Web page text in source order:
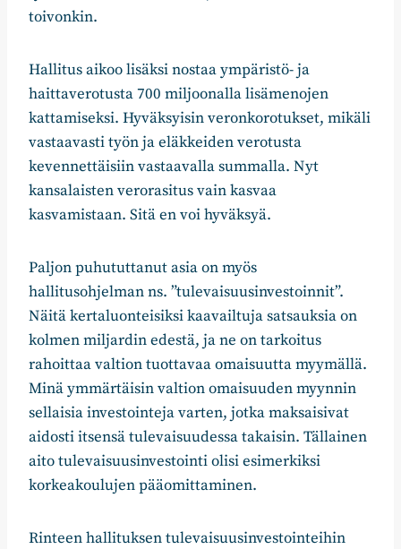
toivonkin.
Hallitus aikoo lisäksi nostaa ympäristö- ja
haittaverotusta 700 miljoonalla lisämenojen
kattamiseksi. Hyväksyisin veronkorotukset, mikäli
vastaavasti työn ja eläkkeiden verotusta
kevennettäisiin vastaavalla summalla. Nyt
kansalaisten verorasitus vain kasvaa
kasvamistaan. Sitä en voi hyväksyä.
Paljon puhututtanut asia on myös
hallitusohjelman ns. ”tulevaisuusinvestoinnit”.
Näitä kertaluonteisiksi kaavailtuja satsauksia on
kolmen miljardin edestä, ja ne on tarkoitus
rahoittaa valtion tuottavaa omaisuutta myymällä.
Minä ymmärtäisin valtion omaisuuden myynnin
sellaisia investointeja varten, jotka maksaisivat
aidosti itsensä tulevaisuudessa takaisin. Tällainen
aito tulevaisuusinvestointi olisi esimerkiksi
korkeakoulujen pääomittaminen.
Rinteen hallituksen tulevaisuusinvestointeihin